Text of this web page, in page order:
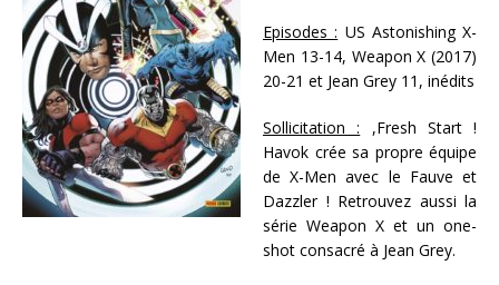
Episodes : US Astonishing X-
Men 13-14, Weapon X (2017)
20-21 et Jean Grey 11, inédits
Sollicitation : ,Fresh Start !
Havok crée sa propre équipe
de X-Men avec le Fauve et
Dazzler ! Retrouvez aussi la
série Weapon X et un one-
shot consacré à Jean Grey.